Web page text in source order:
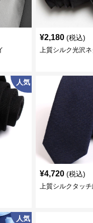
¥2,180 (税込)
上質シルク光沢ネ
人気
¥4,720 (税込)
上質シルクタッ
人気